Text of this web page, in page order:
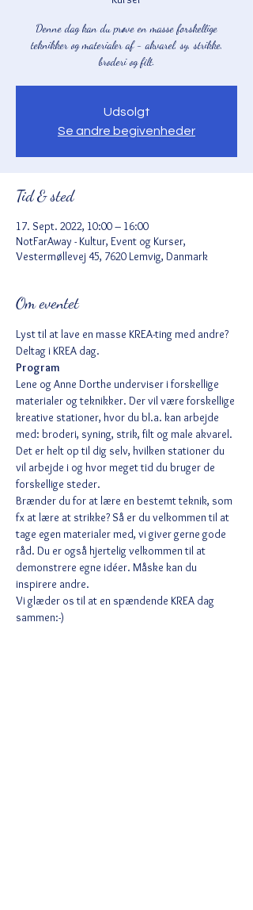
Denne dag kan du prøve en masse forskellige
teknikker og materialer af - akvarel, sy, strikke,
broderi og filt.
Udsolgt
Se andre begivenheder
Tid & sted
17. Sept. 2022, 10:00 – 16:00
NotFarAway - Kultur, Event og Kurser,
Vestermøllevej 45, 7620 Lemvig, Danmark
Om eventet
Lyst til at lave en masse KREA-ting med andre?
Deltag i KREA dag.
Program
Lene og Anne Dorthe underviser i forskellige
materialer og teknikker. Der vil være forskellige
kreative stationer, hvor du bl.a. kan arbejde
med: broderi, syning, strik, filt og male akvarel.
Det er helt op til dig selv, hvilken stationer du
vil arbejde i og hvor meget tid du bruger de
forskellige steder.
Brænder du for at lære en bestemt teknik, som
fx at lære at strikke? Så er du velkommen til at
tage egen materialer med, vi giver gerne gode
råd. Du er også hjertelig velkommen til at
demonstrere egne idéer. Måske kan du
inspirere andre.
Vi glæder os til at en spændende KREA dag
sammen:-)